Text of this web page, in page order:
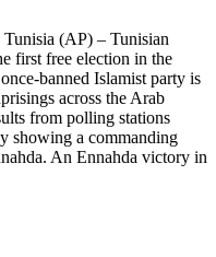
(AP) – Tunisian
first free election in the
banned Islamist party is
across the Arab
from polling stations
showing a commanding
An Ennahda victory in